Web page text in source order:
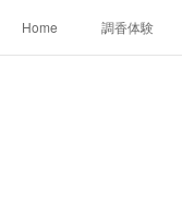
Home 調香体験